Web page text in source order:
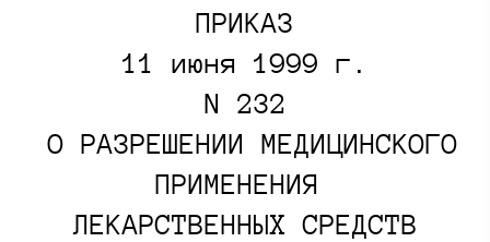
ПРИКАЗ
11 июня 1999 г.
N 232
О РАЗРЕШЕНИИ МЕДИЦИНСКОГО
ПРИМЕНЕНИЯ
ЛЕКАРСТВЕННЫХ СРЕДСТВ​